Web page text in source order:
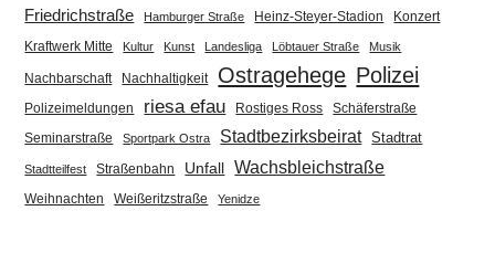
Friedrichstraße Hamburger Straße Heinz-Steyer-Stadion
Konzert
Kraftwerk Mitte
Kultur Kunst Landesliga Löbtauer Straße Musik
Nachbarschaft Nachhaltigkeit Ostragehege Polizei
Polizeimeldungen riesa efau Rostiges Ross Schäferstraße
Seminarstraße Sportpark Ostra Stadtbezirksbeirat Stadtrat
Stadtteilfest Straßenbahn Unfall Wachsbleichstraße
Weihnachten Weißeritzstraße Yenidze